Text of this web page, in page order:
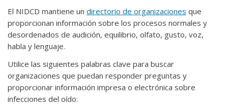
El NIDCD mantiene un directorio de organizaciones que
proporcionan información sobre los procesos normales y
desordenados de audición, equilibrio, olfato, gusto, voz,
habla y lenguaje.
Utilice las siguientes palabras clave para buscar
organizaciones que puedan responder preguntas y
proporcionar información impresa o electrónica sobre
infecciones del oído: